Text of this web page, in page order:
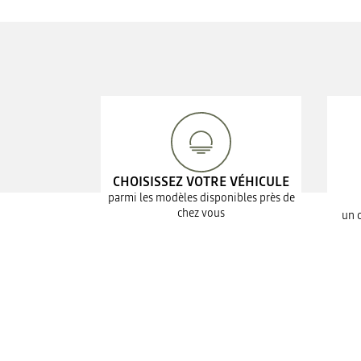
CHOISISSEZ VOTRE VÉHICULE
parmi les modèles disponibles près de
chez vous
un